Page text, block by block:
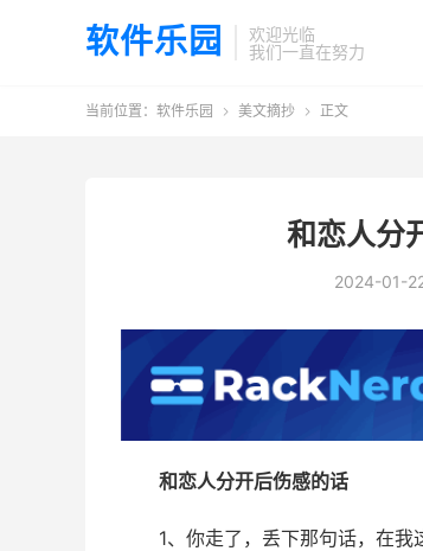
软件乐园
欢迎光临
我们一直在努力
当前位置： 软件乐园  美文摘抄  正文
和恋人分
2024-01-
和恋人分开后伤感的话
1、你走了，丢下那句话，在我